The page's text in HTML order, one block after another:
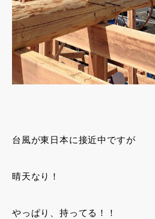
台風が東日本に接近中ですが
晴天なり！
やっぱり、持ってる！！